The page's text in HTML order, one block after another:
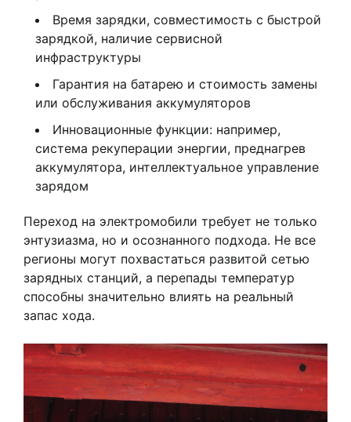
Время зарядки, совместимость с быстрой
зарядкой, наличие сервисной
инфраструктуры
Гарантия на батарею и стоимость замены
или обслуживания аккумуляторов
Инновационные функции: например,
система рекуперации энергии, преднагрев
аккумулятора, интеллектуальное управление
зарядом
Переход на электромобили требует не только
энтузиазма, но и осознанного подхода. Не все
регионы могут похвастаться развитой сетью
зарядных станций, а перепады температур
способны значительно влиять на реальный
запас хода.